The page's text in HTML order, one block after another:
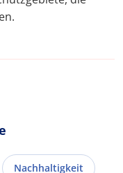
Nachhaltigkeit